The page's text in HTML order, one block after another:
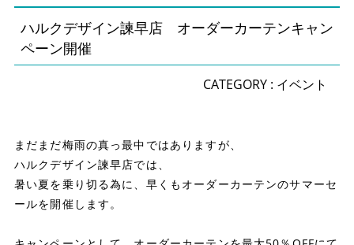
ハルクデザイン諫早店 オーダーカーテンキャン
ペーン開催
CATEGORY : イベント
まだまだ梅雨の真っ最中ではありますが、
ハルクデザイン諫早店では、
暑い夏を乗り切る為に、早くもオーダーカーテンのサマーセ
ールを開催します。